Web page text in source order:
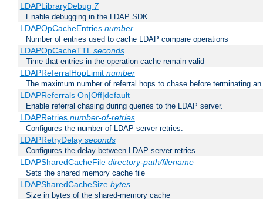
LDAPLibraryDebug 7
Enable debugging in the LDAP SDK
LDAPOpCacheEntries number
Number of entries used to cache LDAP compare operations
LDAPOpCacheTTLseconds
Time that entries in the operation cache remain valid
LDAPReferralHopLimit number
The maximum number of referral hops to chase before terminating
LDAPReferrals On|Off|default
Enable referral chasing during queries to the LDAP server.
LDAPRetries number-of-retries
Configures the number of LDAP server retries.
LDAPRetryDelay seconds
Configures the delay between LDAP server retries.
LDAPSharedCacheFile directory-path/filename
Sets the shared memory cache file
LDAPSharedCacheSize bytes
Size in bytes of the shared-memory cache